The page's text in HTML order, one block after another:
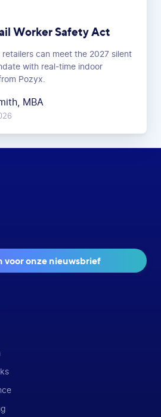
Worker Safety Act
retailers can meet the 2027 silent
with real-time indoor
Pozyx.
MBA
voor onze nieuwsbrief